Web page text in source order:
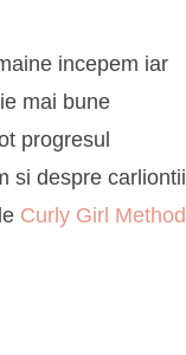
incepem iar
mai bune
progresul
si despre carliontii
Curly Girl Method